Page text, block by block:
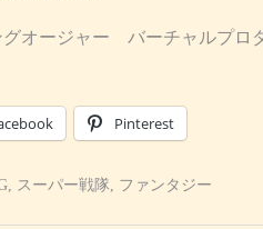
グオージャー バーチャルプ
Pinterest
, スーパー戦隊, ファンタジー